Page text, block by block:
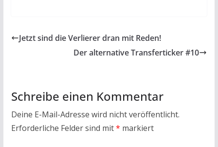
b er s
A
l n
Jetzt sind die Verlierer dran mit Reden!
Der alternative Transferticker #10
Schreibe einen Kommentar
Deine E-Mail-Adresse wird nicht veröffentlicht.
Erforderliche Felder sind mit* markiert